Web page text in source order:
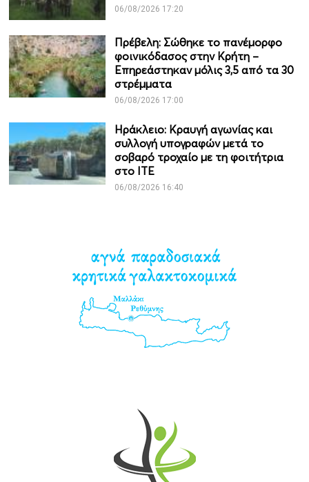
06/08/2026 17:20
Πρέβελη: Σώθηκε το πανέμορφο
φοινικόδασος στην Κρήτη –
Επηρεάστηκαν μόλις 3,5 από τα 30
στρέμματα
06/08/2026 17:00
Ηράκλειο: Κραυγή αγωνίας και
συλλογή υπογραφών μετά το
σοβαρό τροχαίο με τη φοιτήτρια
στο ΙΤΕ
06/08/2026 16:40